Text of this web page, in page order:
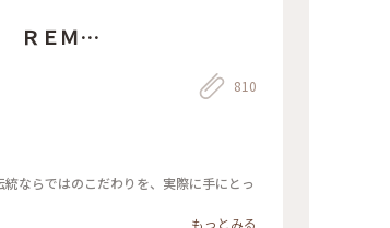
ＲＥＭＥ
810
ならではのこだわりを、実際に手にとっ
もっとみる